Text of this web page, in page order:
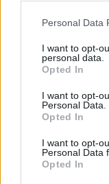
Personal Data
I want to opt-
personal data.
Opted In
I want to opt-
Personal Data.
Opted In
I want to opt-
Personal Data
Opted In
ARTICOLO PRECEDENTE
Strage Crans-Montana,
parte civile”
STAY